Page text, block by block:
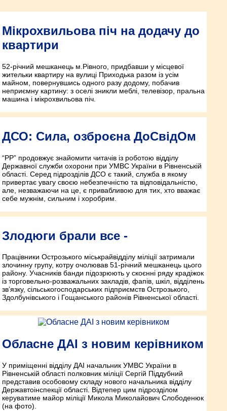
Мікрохвильова піч на додачу до
квартири
52-річний мешканець м.Рівного, придбавши у місцевої
жительки квартиру на вулиці Приходька разом із усім
майном, повернувшись одного разу додому, побачив
неприємну картину: з оселі зникли меблі, телевізор, пральна
машина і мікрохвильова піч.
ДСО: Сила, озброєна ДоСвідОм
“РР” продовжує знайомити читачів із роботою відділу
Державної служби охорони при УМВС України в Рівненській
області. Серед підрозділів ДСО є такий, служба в якому
привертає увагу своєю небезпечністю та відповідальністю,
але, незважаючи на це, є привабливою для тих, хто вважає
себе мужнім, сильним і хоробрим.
Злодюги брали все -
Працівники Острозького міськрайвідділу міліції затримали
злочинну групу, котру очолював 51-річний мешканець цього
району. Учасників банди підозрюють у скоєнні ряду крадіжок
із торговельно-розважальних закладів, фапів, шкіл, відділень
зв’язку, сільськогосподарських підприємств Острозького,
Здолбунівського і Гощанського районів Рівненської області.
Обласне ДАІ з новим керівником
У приміщенні відділу ДАІ начальник УМВС України в
Рівненській області полковник міліції Сергій Піддубний
представив особовому складу нового начальника відділу
Державтоінспекції області. Відтепер цим підрозділом
керуватиме майор міліції Микола Миколайович Слободенюк
(на фото).